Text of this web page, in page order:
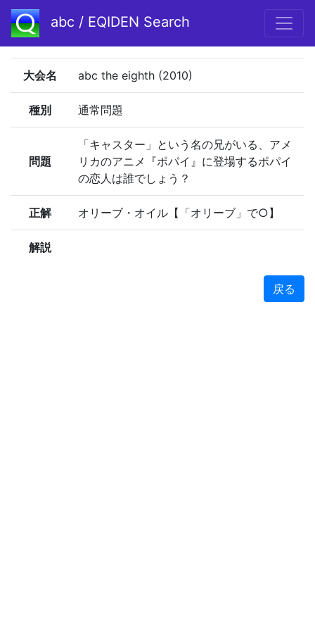
abc / EQIDEN Search
大会名 abc the eighth (2010)
種別 通常問題
問題
「キャスター」という名の兄がいる、アメ
リカのアニメ『ポパイ』に登場するポパイ
の恋人は誰でしょう？
正解 オリーブ・オイル【「オリーブ」で○】
解説
戻る